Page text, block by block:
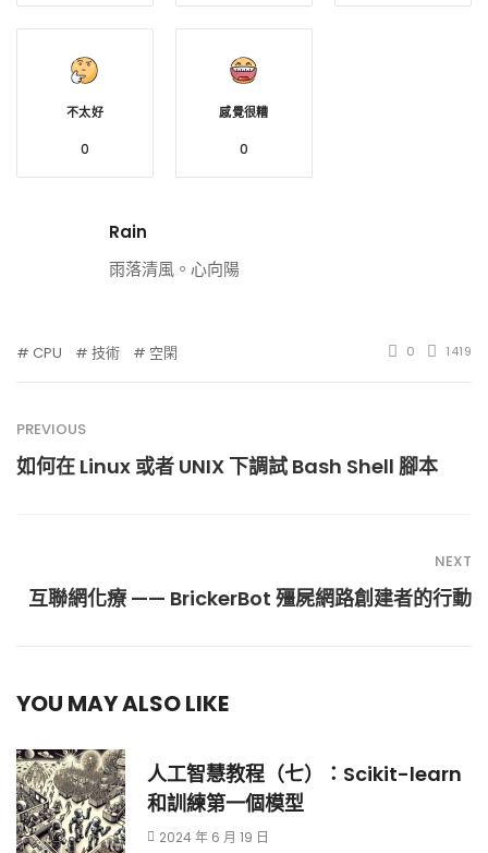
不太好
0
感覺很糟
0
Rain
雨落清風。心向陽
CPU 技術 空閑 0 1419
PREVIOUS
如何在 Linux 或者 UNIX 下調試 Bash Shell 腳本
NEXT
互聯網化療 —— BrickerBot 殭屍網路創建者的行動
YOU MAY ALSO LIKE
人工智慧教程（七）：Scikit-learn
和訓練第一個模型
2024 年 6 月 19 日